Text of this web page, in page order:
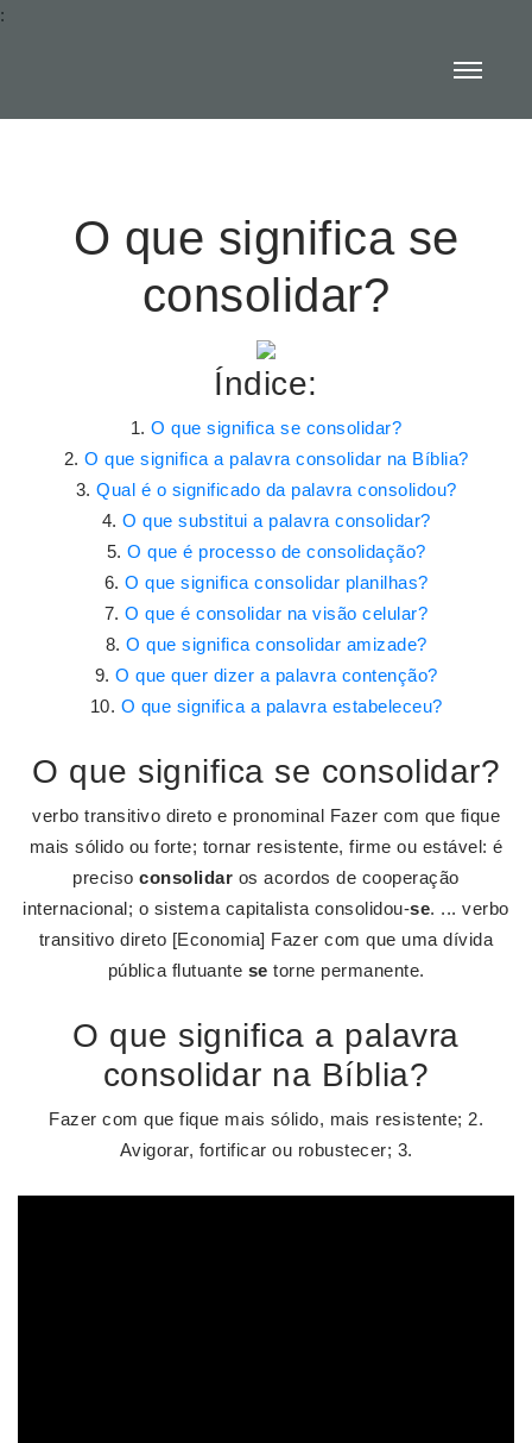
:
O que significa se
consolidar?
Índice:
O que significa se consolidar?
O que significa a palavra consolidar na Bíblia?
Qual é o significado da palavra consolidou?
O que substitui a palavra consolidar?
O que é processo de consolidação?
O que significa consolidar planilhas?
O que é consolidar na visão celular?
O que significa consolidar amizade?
O que quer dizer a palavra contenção?
O que significa a palavra estabeleceu?
O que significa se consolidar?
verbo transitivo direto e pronominal Fazer com que fique
mais sólido ou forte; tornar resistente, firme ou estável: é
precisoconsolidar os acordos de cooperação
internacional; o sistema capitalista consolidou-se. ... verbo
transitivo direto [Economia] Fazer com que uma dívida
pública flutuante se torne permanente.
O que significa a palavra
consolidar na Bíblia?
Fazer com que fique mais sólido, mais resistente; 2.
Avigorar, fortificar ou robustecer; 3.